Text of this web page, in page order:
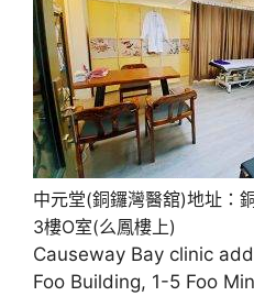
中元堂(銅鑼灣醫舘)地址：
3樓O室(么鳳樓上)
Causeway Bay clinic
Foo Building, 1-5 Foo